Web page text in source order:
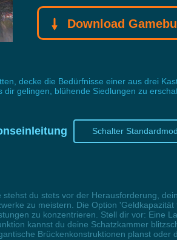
Download Gamebuff
decke die Bedürfnisse einer aus drei
gelingen, blühende Siedlungen zu
Schalter
du stets vor der Herausforderung,
zu meistern. Die Option
zu konzentrieren. Stell dir vor: Eine
kannst du deine Schatzkammer
Brückenkonstruktionen planst